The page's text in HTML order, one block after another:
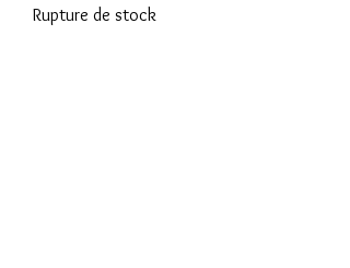
Rupture de stock